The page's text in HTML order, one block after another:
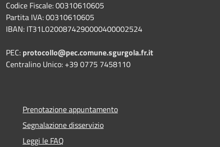
Codice Fiscale: 00310610605
Partita IVA: 00310610605
IBAN: IT31L0200874290000400002524
PEC: protocollo@pec.comune.sgurgola.fr.it
Centralino Unico: +39 0775 7458110
Prenotazione appuntamento
Segnalazione disservizio
Leggi le FAQ